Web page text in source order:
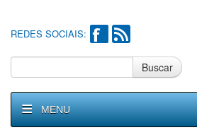
REDES SOCIAIS:
Buscar
MENU